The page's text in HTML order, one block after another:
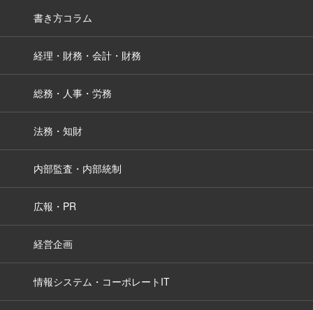
書き方コラム
経理・財務・会計・財務
総務・人事・労務
法務・知財
内部監査・内部統制
広報・PR
経営企画
情報システム・コーポレートIT